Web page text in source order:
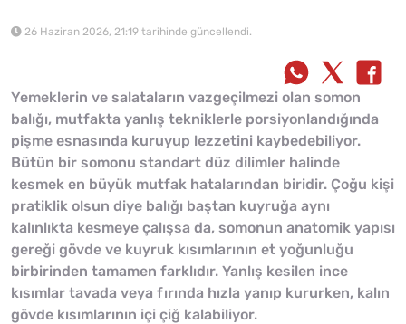
26 Haziran 2026, 21:19 tarihinde güncellendi.
Yemeklerin ve salataların vazgeçilmezi olan somon
balığı, mutfakta yanlış tekniklerle porsiyonlandığında
pişme esnasında kuruyup lezzetini kaybedebiliyor.
Bütün bir somonu standart düz dilimler halinde
kesmek en büyük mutfak hatalarından biridir. Çoğu kişi
pratiklik olsun diye balığı baştan kuyruğa aynı
kalınlıkta kesmeye çalışsa da, somonun anatomik yapısı
gereği gövde ve kuyruk kısımlarının et yoğunluğu
birbirinden tamamen farklıdır. Yanlış kesilen ince
kısımlar tavada veya fırında hızla yanıp kururken, kalın
gövde kısımlarının içi çiğ kalabiliyor.